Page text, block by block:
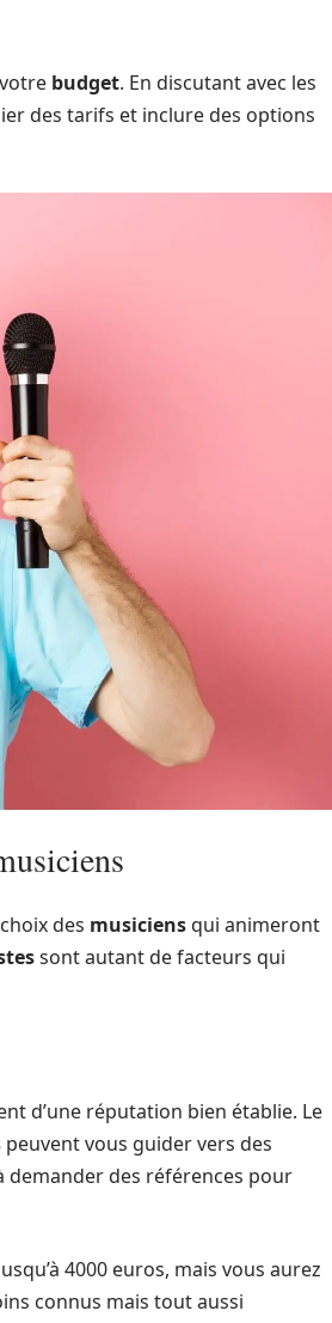
budget. En discutant avec les
des tarifs et inclure des options
des musiciensqui animeront
sont autant de facteurs qui
d’une réputation bien établie. Le
peuvent vous guider vers des
demander des références pour
4000 euros, mais vous aurez
connus mais tout aussi